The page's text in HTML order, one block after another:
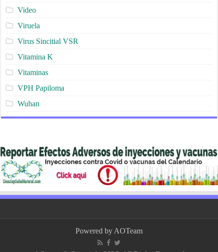
Video
Viruela
Virus Sincitial VSR
Vitamina K
Vitaminas
VPH Papiloma
Wuhan
Powered by AOTeam